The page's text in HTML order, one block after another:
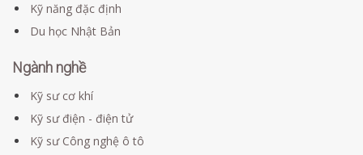
Kỹ năng đặc định
Du học Nhật Bản
Ngành nghề
Kỹ sư cơ khí
Kỹ sư điện - điện tử
Kỹ sư Công nghệ ô tô